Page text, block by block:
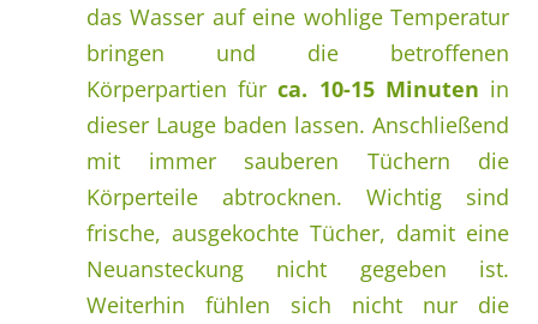
das Wasser auf eine wohlige Temperatur
bringen und die betroffenen
Körperpartien fürca. 10-15 Minuten in
dieser Lauge baden lassen. Anschließend
mit immer sauberen Tüchern die
Körperteile abtrocknen. Wichtig sind
frische, ausgekochte Tücher, damit eine
Neuansteckung nicht gegeben ist.
Weiterhin fühlen sich nicht nur die